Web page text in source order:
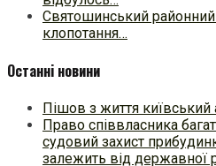
Святошинський
клопотання…
Останні новини
Пішов з життя київський
Право співвласника
судовий захист
залежить від державної